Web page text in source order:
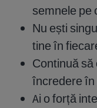
semnele pe
Nu ești
tine în
Continuă să
încredere în
Ai o forță